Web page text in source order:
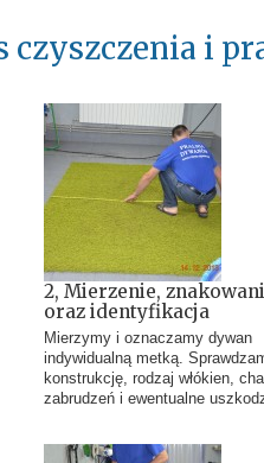
czyszczenia i
2, Mierzenie,
oraz identyfikacja
Mierzymy i oznaczamy dywan
indywidualną metką.
konstrukcję, rodzaj włókien,
zabrudzeń i ewentualne